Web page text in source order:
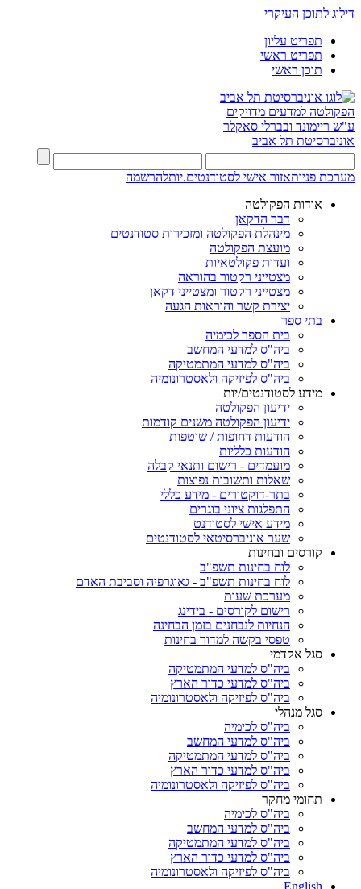
דילוג לתוכן העיקרי
תפריט עליון
תפריט ראשי
תוכן ראשי
הפקולטה למדעים מדויקים
ע"ש ריימונד ובברלי סאקלר
אוניברסיטת תל אביב
מערכת פניותאזור אישי לסטודנטים.יותלהרשמה
אודות הפקולטה
דבר הדקאן
מינהלת הפקולטה ומזכירות סטודנטים
מועצת הפקולטה
ועדות פקולטאיות
מצטייני רקטור בהוראה
מצטייני רקטור ומצטייני דקאן
יצירת קשר והוראות הגעה
בתי ספר
בית הספר לכימיה
ביה"ס למדעי המחשב
ביה"ס למדעי המתמטיקה
ביה"ס לפיזיקה ולאסטרונומיה
מידע לסטודנטים/יות
ידיעון הפקולטה
ידיעון הפקולטה משנים קודמות
הודעות דחופות / שוטפות
הודעות כלליות
מועמדים - רישום ותנאי קבלה
שאלות ותשובות נפוצות
בתר-דוקטורים - מידע כללי
התפלגות ציוני בוגרים
מידע אישי לסטודנט
שער אוניברסיטאי לסטודנטים
קורסים ובחינות
לוח בחינות תשפ"ב
לוח בחינות תשפ"ב - גאוגרפיה וסביבת האדם
מערכת שעות
רישום לקורסים - בידינג
הנחיות לנבחנים בזמן הבחינה
טפסי בקשה למדור בחינות
סגל אקדמי
ביה"ס למדעי המתמטיקה
ביה"ס למדעי כדור הארץ
ביה"ס לפיזיקה ולאסטרונומיה
סגל מנהלי
ביה"ס לכימיה
ביה"ס למדעי המחשב
ביה"ס למדעי המתמטיקה
ביה"ס למדעי כדור הארץ
ביה"ס לפיזיקה ולאסטרונומיה
תחומי מחקר
ביה"ס לכימיה
ביה"ס למדעי המחשב
ביה"ס למדעי המתמטיקה
ביה"ס למדעי כדור הארץ
ביה"ס לפיזיקה ולאסטרונומיה
English